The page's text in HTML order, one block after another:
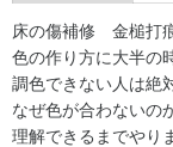
床の傷補修 金槌打
色の作り方に大半の
調色できない人は絶
なぜ色が合わないの
理解できるまでやり